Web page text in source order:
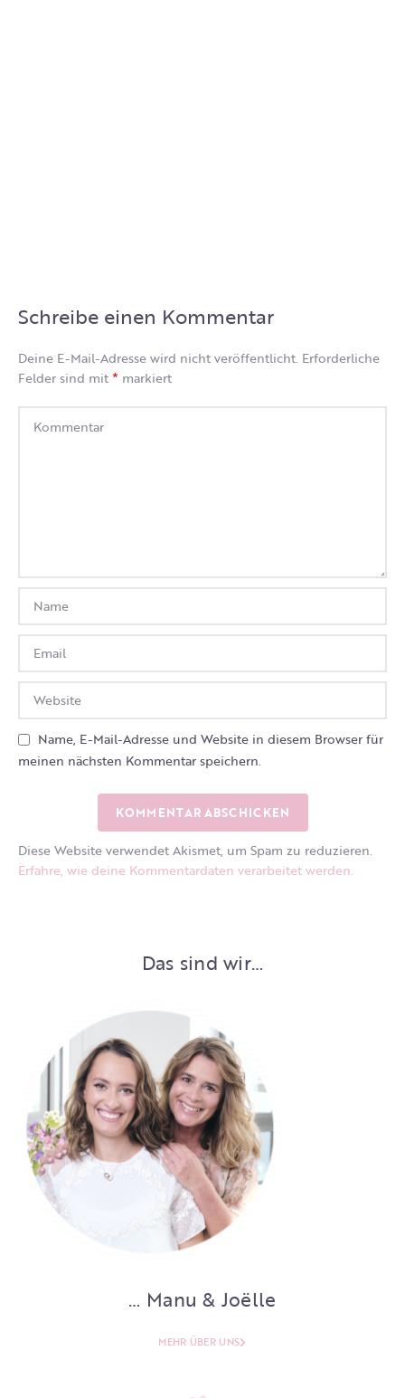
Schreibe einen Kommentar
Deine E-Mail-Adresse wird nicht veröffentlicht. Erforderliche
Felder sind mit* markiert
Name, E-Mail-Adresse und Website in diesem Browser für
meinen nächsten Kommentar speichern.
Diese Website verwendet Akismet, um Spam zu reduzieren.
Erfahre, wie deine Kommentardaten verarbeitet werden.
Das sind wir…
… Manu & Joëlle
MEHR ÜBER UNS